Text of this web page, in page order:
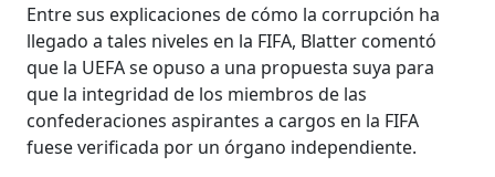
Entre sus explicaciones de cómo la corrupción ha
llegado a tales niveles en la FIFA, Blatter comentó
que la UEFA se opuso a una propuesta suya para
que la integridad de los miembros de las
confederaciones aspirantes a cargos en la FIFA
fuese verificada por un órgano independiente.